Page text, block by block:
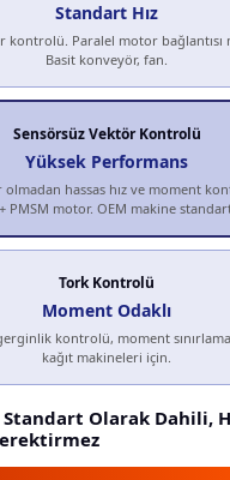
Standart Hız
kontrolü. Paralel motor bağlantısı
Basit konveyör, fan.
Sensörsüz Vektör Kontrolü
Yüksek Performans
olmadan hassas hız ve moment
PMSM motor. OEM makine
Tork Kontrolü
Moment Odaklı
kontrolü, moment
kağıt makineleri için.
Standart Olarak Dahili,